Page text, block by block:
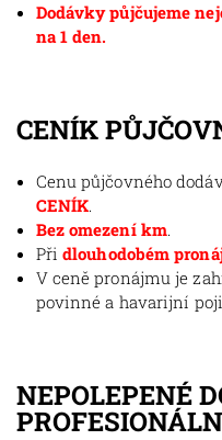
Dodávky půjčujeme
na 1 den.
CENÍK
Cenu půjčovného
CENÍK.
Bez omezení km.
Při dlouhodobém
V ceně pronájmu je
povinné a havarijní
NEPOLEPENÉ